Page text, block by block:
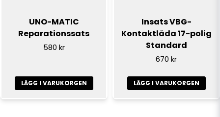
UNO-MATIC
Reparationssats
580 kr
LÄGG I VARUKORGEN
Insats VBG-
Kontaktlåda 17-polig
Standard
670 kr
LÄGG I VARUKORGEN